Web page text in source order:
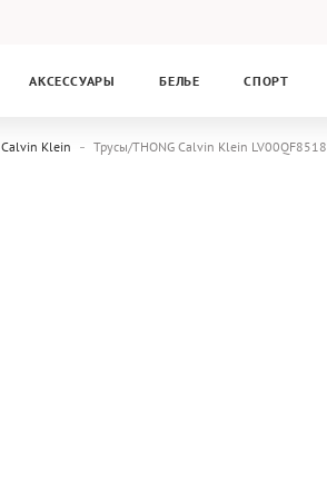
АКСЕССУАРЫ БЕЛЬЕ СПОРТ
Calvin Klein Трусы/THONG Calvin Klein LV00QF8518